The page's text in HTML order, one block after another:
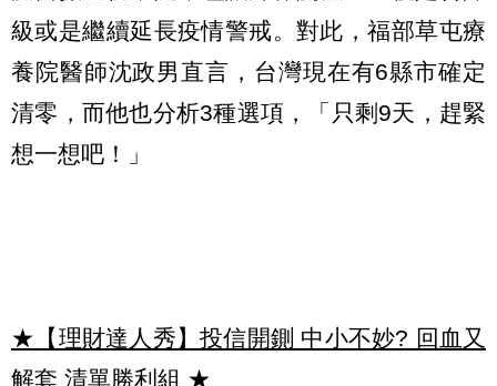
級或是繼續延長疫情警戒。對此，福部草屯療
養院醫師沈政男直言，台灣現在有6縣市確定
清零，而他也分析3種選項，「只剩9天，趕緊
想一想吧！」
★【理財達人秀】投信開鍘 中小不妙? 回血又
解套 清單勝利組 ★